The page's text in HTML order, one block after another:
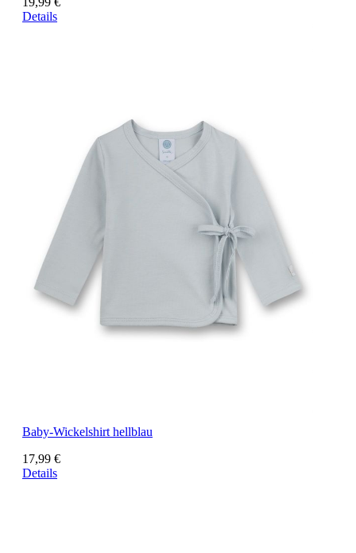
Details
Baby-Wickelshirt hellblau
17,99 €
Details